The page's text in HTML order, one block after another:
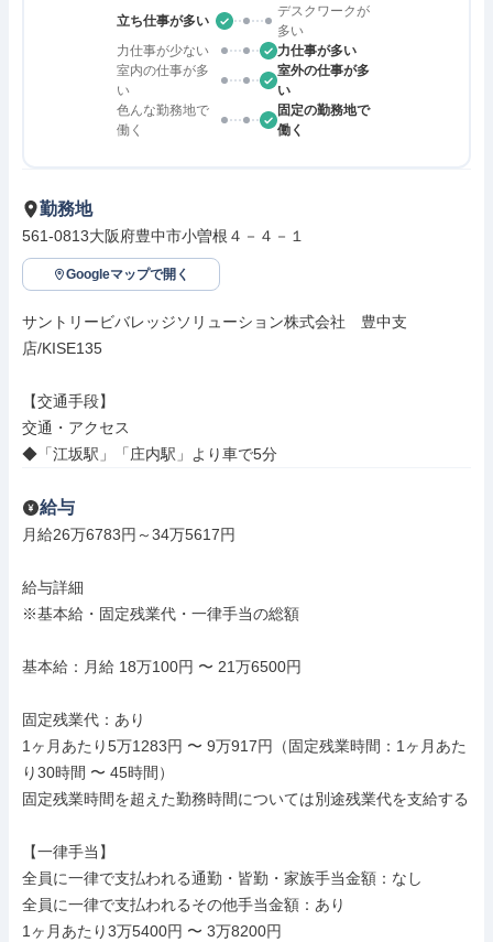
立ち仕事が多い
デスクワークが
多い
力仕事が少ない
力仕事が多い
室内の仕事が多
い
室外の仕事が多
い
色んな勤務地で
働く
固定の勤務地で
働く
勤務地
561-0813大阪府豊中市小曽根４－４－１
Googleマップで開く
サントリービバレッジソリューション株式会社　豊中支
店/KISE135
【交通手段】
交通・アクセス
◆「江坂駅」「庄内駅」より車で5分
給与
月給26万6783円～34万5617円
給与詳細
※基本給・固定残業代・一律手当の総額
基本給：月給 18万100円 〜 21万6500円
固定残業代：あり
1ヶ月あたり5万1283円 〜 9万917円（固定残業時間：1ヶ月あた
り30時間 〜 45時間）
固定残業時間を超えた勤務時間については別途残業代を支給する
【一律手当】
全員に一律で支払われる通勤・皆勤・家族手当金額：なし
全員に一律で支払われるその他手当金額：あり
1ヶ月あたり3万5400円 〜 3万8200円